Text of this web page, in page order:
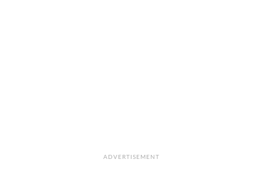
ADVERTISEMENT